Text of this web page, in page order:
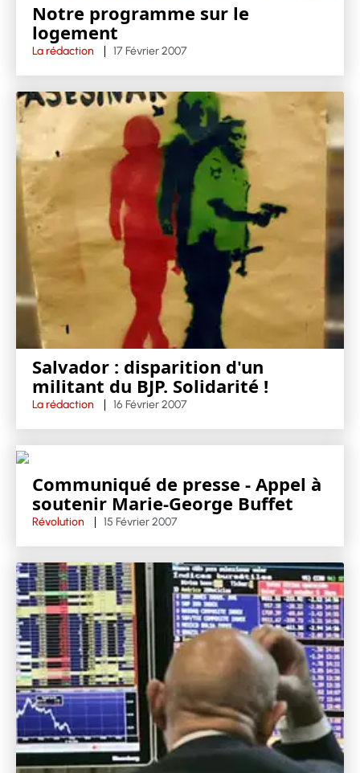
Notre programme sur le
logement
La rédaction 17 Février 2007
Salvador : disparition d'un
militant du BJP. Solidarité !
La rédaction 16 Février 2007
Communiqué de presse - Appel à
soutenir Marie-George Buffet
Révolution 15 Février 2007